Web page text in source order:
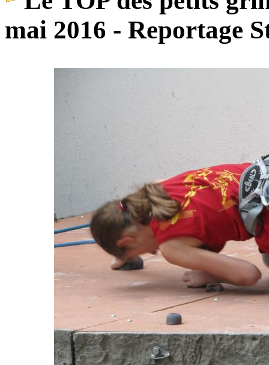
mai 2016 - Reportage